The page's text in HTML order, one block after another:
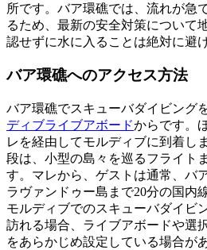
所です。バア環礁では、流れが急
るため、最新の安全対策について
認せずに水に入ることは絶対に避
バア環礁へのアクセス方法
バア環礁でスキューバダイビング
ディブライブアボードからです。
レを経由してモルディブに到着し
段は、小型の島々を巡るフライト
す。マレから、ゲストは通常、バ
ラヴァンドゥー島まで20分の国内
モルディブでのスキューバダイビ
訪れる場合、ライブアボードや選
をあらかじめ設定している場合が